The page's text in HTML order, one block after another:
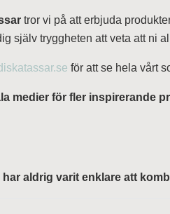
tror vi på att erbjuda
själv tryggheten att veta att ni
för att se hela vårt
medier för fler inspirerande
aldrig varit enklare att